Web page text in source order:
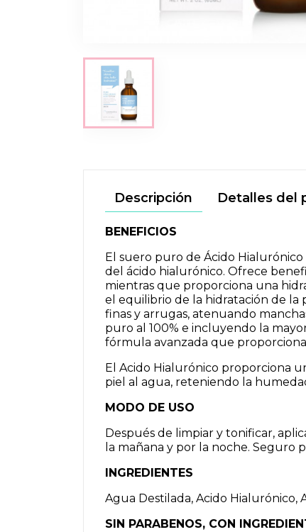
Descripción Detalles del
BENEFICIOS
El suero puro de Ácido Hialurónico
del ácido hialurónico. Ofrece
mientras que proporciona una
el equilibrio de la hidratación de la
finas y arrugas, atenuando
puro al 100% e incluyendo la
fórmula avanzada que
El Acido Hialurónico proporciona
piel al agua, reteniendo la
MODO DE USO
Después de limpiar y tonificar,
la mañana y por la noche. Seguro
INGREDIENTES
Agua Destilada, Acido Hialurónico,
SIN PARABENOS, CON